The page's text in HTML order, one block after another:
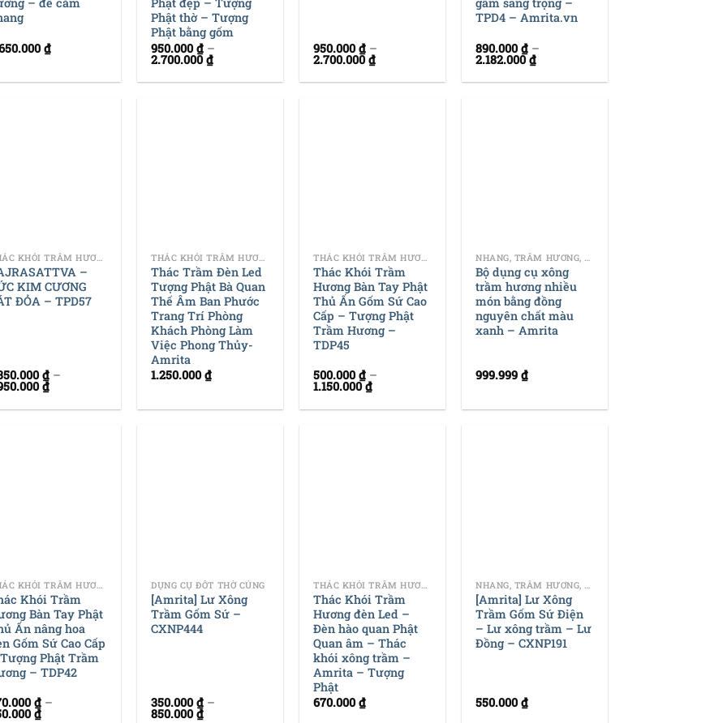
– đế cắm
₫
Phật đẹp – Tượng
Phật thờ – Tượng
Phật bằng gốm
950.000₫ –
2.700.000₫
950.000₫ –
2.700.000₫
gấm sang trọng –
TPD4 – Amrita.vn
890.000₫ –
2.182.000₫
THÁC KHÓI TRẦM HƯƠNG
–
KIM CƯƠNG
ĐỎA – TPD57
₫ –
₫
THÁC KHÓI TRẦM HƯƠNG
Thác Trầm Đèn Led
Tượng Phật Bà Quan
Thế Âm Ban Phước
Trang Trí Phòng
Khách Phòng Làm
Việc Phong Thủy-
Amrita
1.250.000₫
THÁC KHÓI TRẦM HƯƠNG
Thác Khói Trầm
Hương Bàn Tay Phật
Thủ Ấn Gốm Sứ Cao
Cấp – Tượng Phật
Trầm Hương –
TDP45
500.000₫ –
1.150.000₫
NHANG, TRẦM HƯƠNG, DỤNG CỤ ĐỐT TRẦM
Bộ dụng cụ xông
trầm hương nhiều
món bằng đồng
nguyên chất màu
xanh – Amrita
999.999₫
THÁC KHÓI TRẦM HƯƠNG
Khói Trầm
Bàn Tay Phật
Ấn nâng hoa
Gốm Sứ Cao Cấp
Phật Trầm
– TDP42
₫ –
₫
DỤNG CỤ ĐỐT THỜ CÚNG
[Amrita] Lư Xông
Trầm Gốm Sứ –
CXNP444
350.000₫ –
850.000₫
THÁC KHÓI TRẦM HƯƠNG
Thác Khói Trầm
Hương đèn Led –
Đèn hào quan Phật
Quan âm – Thác
khói xông trầm –
Amrita – Tượng
Phật
670.000₫
[Amrita] Lư Xông
Trầm Gốm Sứ Điện
– Lư xông trầm – Lư
Đồng – CXNP191
550.000₫